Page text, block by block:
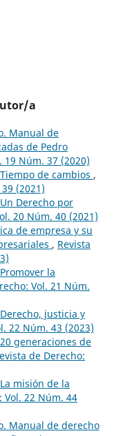
a
Manual de
de Pedro
19 Núm. 37 (2020)
de cambios ,
(2021)
Derecho por
20 Núm. 40 (2021)
de empresa y su
, Revista
la
Vol. 21 Núm.
justicia y
22 Núm. 43 (2023)
generaciones de
de Derecho:
misión de la
Vol. 22 Núm. 44
Manual de derecho